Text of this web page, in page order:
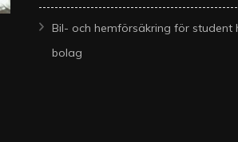
Bil- och hemförsäkring för student
bolag